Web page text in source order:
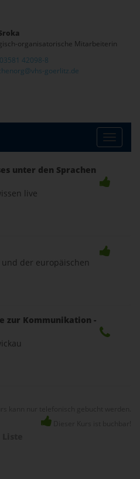
organisatorische Mitarbeiterin
03581 42098-8
goerlitz.de
Toggle
unter den Sprachen
live
der europäischen
zur Kommunikation -